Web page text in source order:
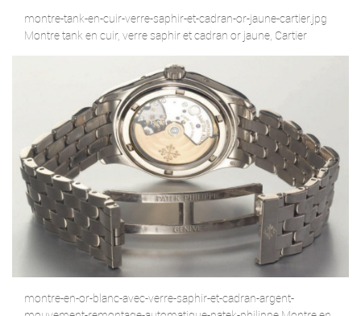
montre-tank-en-cuir-verre-saphir-et-cadran-or-jaune-cartier.jpg
Montre tank en cuir, verre saphir et cadran or jaune, Cartier
montre-en-or-blanc-avec-verre-saphir-et-cadran-argent-